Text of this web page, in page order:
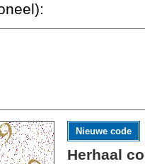
Nieuwe code
Herhaal